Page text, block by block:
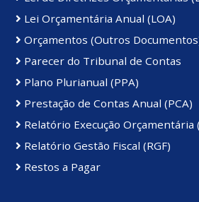
Lei Orçamentária Anual (LOA)
Orçamentos (Outros
Parecer do Tribunal de Contas
Plano Plurianual (PPA)
Prestação de Contas Anual (PCA)
Relatório Execução Orçamentária
Relatório Gestão Fiscal (RGF)
Restos a Pagar